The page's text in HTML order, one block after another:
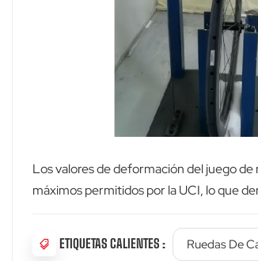
Los valores de deformación del juego
máximos permitidos por la UCI, lo que
ETIQUETAS CALIENTES : Ruedas De